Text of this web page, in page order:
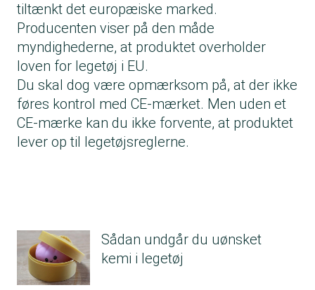
tiltænkt det europæiske marked.
Producenten viser på den måde
myndighederne, at produktet overholder
loven for legetøj i EU.
Du skal dog være opmærksom på, at der ikke
føres kontrol med CE-mærket. Men uden et
CE-mærke kan du ikke forvente, at produktet
lever op til legetøjsreglerne.
Sådan undgår du uønsket
kemi i legetøj